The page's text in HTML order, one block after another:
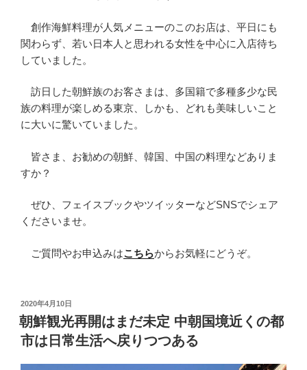
創作海鮮料理が人気メニューのこのお店は、平日にも
関わらず、若い日本人と思われる女性を中心に入店待ち
していました。
訪日した朝鮮族のお客さまは、多国籍で多種多少な民
族の料理が楽しめる東京、しかも、どれも美味しいこと
に大いに驚いていました。
皆さま、お勧めの朝鮮、韓国、中国の料理などありま
すか？
ぜひ、フェイスブックやツイッターなどSNSでシェア
くださいませ。
ご質問やお申込みはこちらからお気軽にどうぞ。
投
稿
日:
2020年4月10日
朝鮮観光再開はまだ未定 中朝国境近くの都
市は日常生活へ戻りつつある